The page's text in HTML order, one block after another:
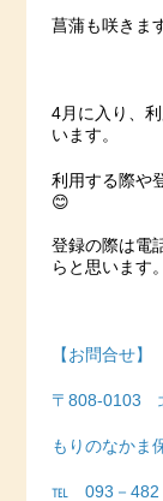
菖蒲も咲きま
4月に入り、
います。
利用する際や
😊
登録の際は電
らと思います。
【お問合せ】
〒808-0103
もりのなかま
℡ 093－482